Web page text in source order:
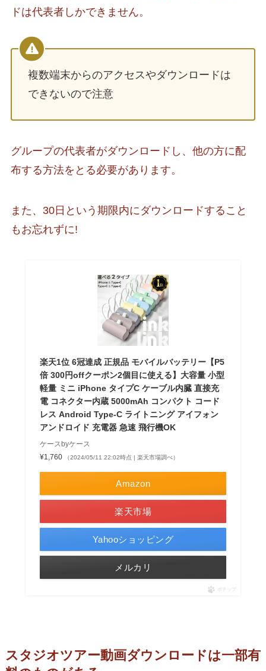
ドは代表者しかできません。
複数端末からのアクセスやダウンロードは
できないので注意
グループの代表者がダウンロードし、他の方に配
布する方法をとる必要があります。
また、30日という期限内にダウンロードすること
もお忘れずに!
楽天1位 6冠達成 正規品 モバイルバッテリー【P5
倍 300円offクーポン2個目に使える】大容量 小型
軽量 ミニ iPhone タイプC ケーブル内臓 直接充
電 コネクター内蔵 5000mAh コンパクト コード
レス Android Type-C ライトニング アイフォン
アンドロイド 充電器 急速 飛行機OK
ケースbyケース
¥1,760
（2024/05/11 22:02時点 | 楽天市場調べ）
Amazon
楽天市場
Yahooショッピング
メルカリ
ポチップ
スタジオツアー動画ダウンロードは一部有